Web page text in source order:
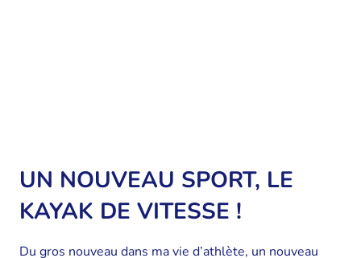
UN NOUVEAU SPORT, LE
KAYAK DE VITESSE !
Du gros nouveau dans ma vie d’athlète, un nouveau